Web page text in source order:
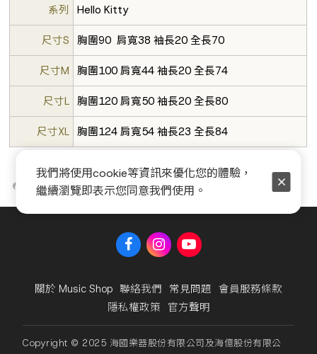
系列 Hello Kitty
尺寸S 胸圍90 肩寬38 袖長20 全長70
尺寸M 胸圍100 肩寬44 袖長20 全長74
尺寸L 胸圍120 肩寬50 袖長20 全長80
尺寸XL 胸圍124 肩寬54 袖長23 全長84
關於 Music Shop 聯絡我們 常見問題 會員服務條款
隱私權政策 官方聲明
Copyright © 2025 海國樂器股份有限公司及海億股份有限公
我們將使用cookie等資訊來優化您的體驗，
繼續瀏覽即表示您同意我們使用。